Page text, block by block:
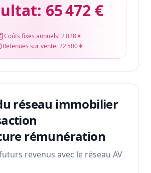
65 472 €
Coûts fixes annuels:2 028 €
Retenues sur vente:22 500 €
réseau immobilier
rémunération
revenus avec le réseau AV